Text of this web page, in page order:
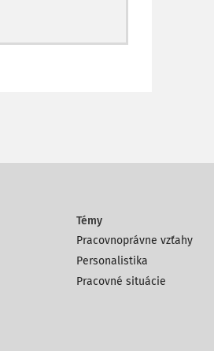
Témy
Pracovnoprávne vzťahy
Personalistika
Pracovné situácie